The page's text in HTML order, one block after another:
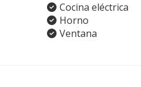
Cocina eléctrica
Horno
Ventana